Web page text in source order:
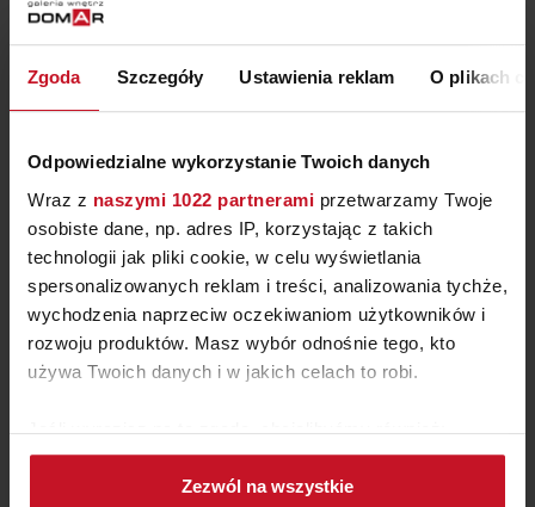
Zgoda Szczegóły Ustawienia reklam O plikach
Odpowiedzialne wykorzystanie Twoich danych
Wraz z naszymi 1022 partnerami przetwarzamy Twoje
osobiste dane, np. adres IP, korzystając z takich
technologii jak pliki cookie, w celu wyświetlania
spersonalizowanych reklam i treści, analizowania tychże,
wychodzenia naprzeciw oczekiwaniom użytkowników i
rozwoju produktów. Masz wybór odnośnie tego, kto
używa Twoich danych i w jakich celach to robi.
Jeśli wyrazisz na to zgodę, chcielibyśmy również:
Gromadzić dane dotyczące Twojej lokalizacji
geograficznej z dokładnością nawet do kilku metrów
Zezwól na wszystkie
3 489 ZŁ1 744 ZŁ